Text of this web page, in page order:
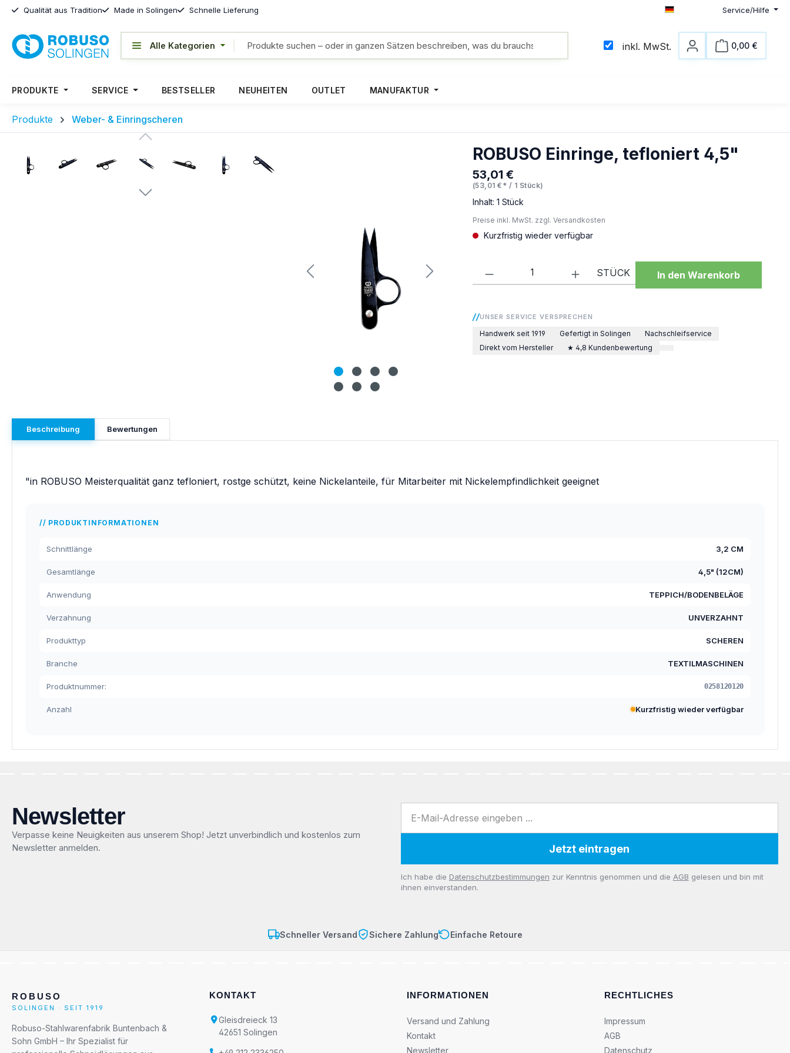
Qualität aus Tradition Made in Solingen Schnelle Lieferung Service/Hilfe
inkl. MwSt. 0,00 €
PRODUKTE SERVICE BESTSELLER NEUHEITEN OUTLET MANUFAKTUR
Produkte Weber- & Einringscheren
ROBUSO Einringe, tefloniert 4,5"
Regulärer Preis:
53,01 €
(53,01 €* / 1 Stück)
Inhalt: 1 Stück
Preise inkl. MwSt. zzgl. Versandkosten
Kurzfristig wieder verfügbar
Produkt Anzahl: Gib den gewünschten Wert
STÜCK In den Warenkorb
UNSER SERVICE VERSPRECHEN
Handwerk seit 1919 Gefertigt in Solingen
Nachschleifservice
Direkt vom Hersteller
★ 4,8 Kundenbewertung
Beschreibung Bewertungen
"in ROBUSO Meisterqualität ganz tefloniert, rostge schützt, keine Nickelanteile, für Mitarbeiter mit Nickelempfindlichkeit geeignet
PRODUKTINFORMATIONEN
Schnittlänge 3,2 CM
Gesamtlänge 4,5" (12CM)
Anwendung TEPPICH/BODENBELÄGE
Verzahnung UNVERZAHNT
Produkttyp SCHEREN
Branche TEXTILMASCHINEN
Produktnummer: 0258120120
Anzahl Kurzfristig wieder verfügbar
Newsletter
Verpasse keine Neuigkeiten aus unserem Shop! Jetzt unverbindlich und kostenlos zum
Newsletter anmelden.
Jetzt eintragen
Datenschutz
Ich habe die Datenschutzbestimmungen zur Kenntnis genommen und die AGB gelesen und bin mit
ihnen einverstanden.
Schneller Versand Sichere Zahlung Einfache Retoure
ROBUSO
SOLINGEN · SEIT 1919
Robuso-Stahlwarenfabrik Buntenbach &
Sohn GmbH – Ihr Spezialist für
KONTAKT
Gleisdreieck 13
42651 Solingen
INFORMATIONEN
Versand und Zahlung
Kontakt
Newsletter
RECHTLICHES
Impressum
AGB
Datenschutz